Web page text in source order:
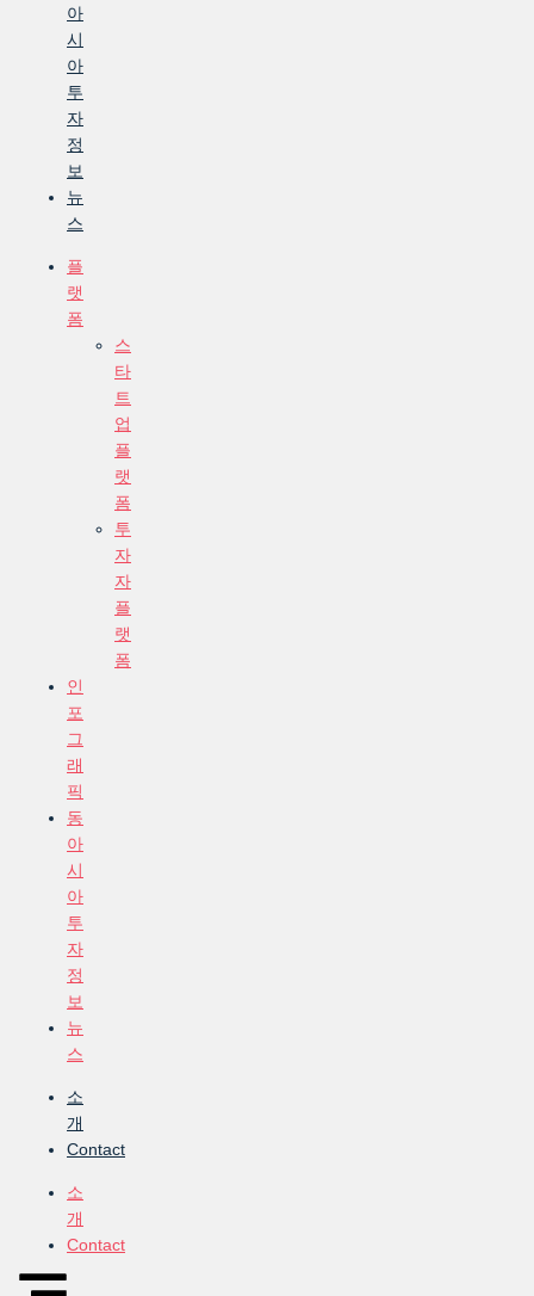
아
시
아
투
자
정
보
뉴
스
플
랫
폼
스
타
트
업
플
랫
폼
투
자
자
플
랫
폼
인
포
그
래
픽
동
아
시
아
투
자
정
보
뉴
스
소
개
Contact
소
개
Contact